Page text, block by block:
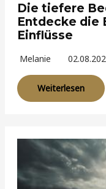
Die tiefere
Entdecke die
Einflüsse
Melanie
Weiterlesen